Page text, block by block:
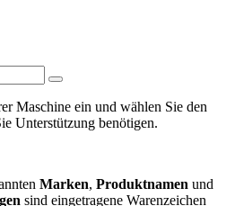
Maschine ein und wählen Sie den
Unterstützung benötigen.
Marken, Produktnamen und
sind eingetragene Warenzeichen